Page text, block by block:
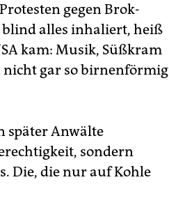
gegen Brok-
blind alles inhaliert, heiß
kam: Musik, Süßkram
nicht gar so birnenförmig
später Anwälte
sondern
Die, die nur auf Kohle